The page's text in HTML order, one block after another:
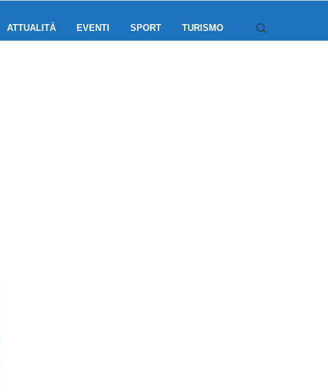
ATTUALITÀ EVENTI SPORT TURISMO